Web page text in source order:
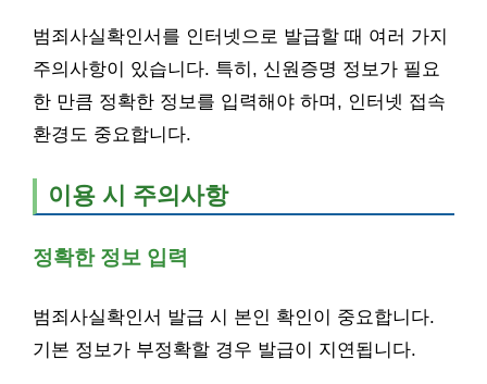
범죄사실확인서를 인터넷으로 발급할 때 여러 가지
주의사항이 있습니다. 특히, 신원증명 정보가 필요
한 만큼 정확한 정보를 입력해야 하며, 인터넷 접속
환경도 중요합니다.
이용 시 주의사항
정확한 정보 입력
범죄사실확인서 발급 시 본인 확인이 중요합니다.
기본 정보가 부정확할 경우 발급이 지연됩니다.